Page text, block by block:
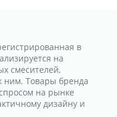
в
на
смесителей,
ним. Товары бренда
на рынке
дизайну и